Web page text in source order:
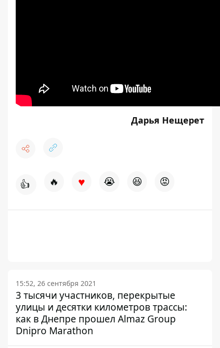
Дарья Нещерет
👍 🔥 ♥ 😭 😆 😡
15:52, 26 сентября 2021
3 тысячи участников, перекрытые
улицы и десятки километров трассы:
как в Днепре прошел Almaz Group
Dnipro Marathon